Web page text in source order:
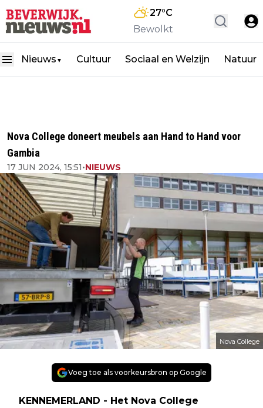
27°C
Bewolkt
Nieuws ▼ Cultuur Sociaal en Welzijn Natuur
Nova College doneert meubels aan Hand to Hand voor
Gambia
17 JUN 2024, 15:51•NIEUWS
Nova College
Voeg toe als voorkeursbron op Google
KENNEMERLAND - Het Nova College